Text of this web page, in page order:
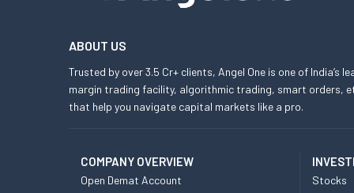
ABOUT US
Trusted by over 3.5 Cr+ clients, Angel One is one of
margin trading facility, algorithmic trading, smart orders,
that help you navigate capital markets like a pro.
COMPANY OVERVIEW
Open Demat Account
Stocks